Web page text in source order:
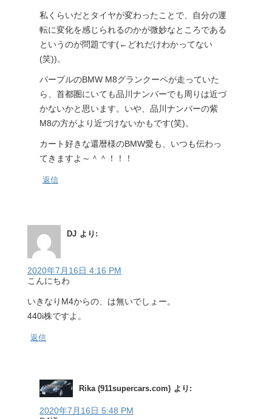
私くらいだとタイヤが変わったことで、自分の運
転に変化を感じられるのかが微妙なところである
というのが問題です(←どれだけわかってない
(笑))。
パープルのBMW M8グランクーペが走っていた
ら、首都圏にいても品川ナンバーでも周りは近づ
かないかと思います。いや、品川ナンバーの紫
M8の方がより近づけないかもです(笑)。
カート好きな還暦様のBMW愛も、いつも伝わっ
てきますよ～＾＾！！！
返信
DJ より:
2020年7月16日 4:16 PM
こんにちわ
いきなりM4からの、は無いでしょー。
440i株ですよ。
返信
Rika (911supercars.com) より:
2020年7月16日 5:48 PM